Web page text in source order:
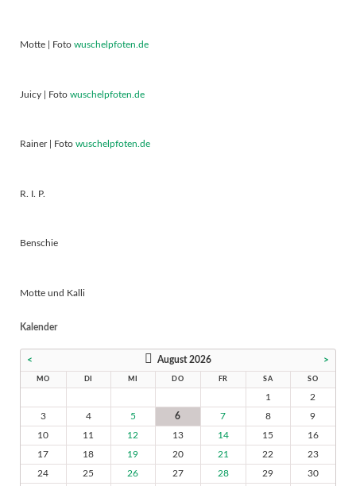
Motte | Foto wuschelpfoten.de
Juicy | Foto wuschelpfoten.de
Rainer | Foto wuschelpfoten.de
R. I. P.
Benschie
Motte und Kalli
Kalender
< August 2026 >
MO DI MI DO FR SA SO
1
2
3
4 5 6 7 8
9
10
11 12 13 14 15
16
17
18 19 20 21 22
23
24
25 26 27 28 29
30